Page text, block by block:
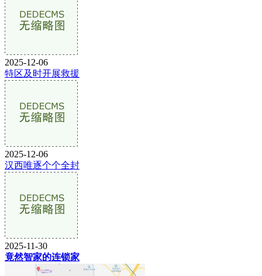
2025-12-06
特区及时开展救援
2025-12-06
汉西唯逐个个全封
2025-11-30
竟然智家的连锁家